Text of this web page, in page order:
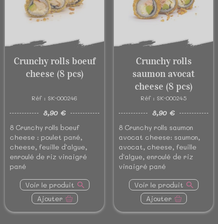
Crunchy rolls boeuf
cheese (8 pcs)
Réf : SK-000246
8,90 €
8 Crunchy rolls boeuf
cheese : poulet pané,
cheese, feuille d'algue,
enroulé de riz vinaigré
pané
Voir le produit
Ajouter
Crunchy rolls
saumon avocat
cheese (8 pcs)
Réf : SK-000245
8,90 €
8 Crunchy rolls saumon
avocat cheese: saumon,
avocat, cheese, feuille
d'algue, enroulé de riz
vinaigré pané
Voir le produit
Ajouter